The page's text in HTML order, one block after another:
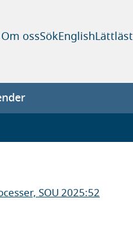
Om ossSökEnglishLättläst
SOU 2025:52